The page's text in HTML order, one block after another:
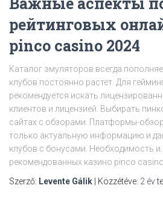
рейтинговых
pinco casino 2024
Каталог эмуляторов всегда
клубов постоянно растет. Для
рекомендуется искать
клиентов и лицензией. Выбирать
сайтах с обзорами. Платформы-
только актуальную информацию и
клубов с бонусами. Необходимость
рекомендованных казино pinco casino
Szerző: Levente Gálik | Közzétéve: 2 év